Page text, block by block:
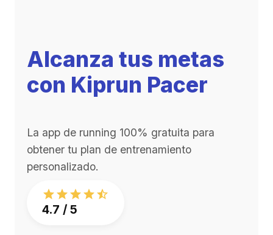
Alcanza tus metas
con Kiprun Pacer
La app de running 100% gratuita para
obtener tu plan de entrenamiento
personalizado.
4.7 / 5